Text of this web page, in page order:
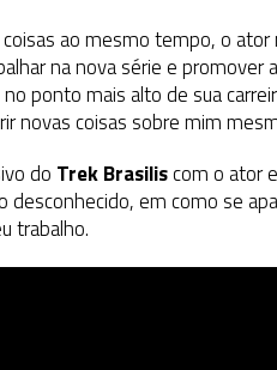
ao mesmo tempo, o
na nova série e
ponto mais alto de sua
novas coisas sobre mim
do Trek Brasiliscom o ator
desconhecido, em como se
trabalho.